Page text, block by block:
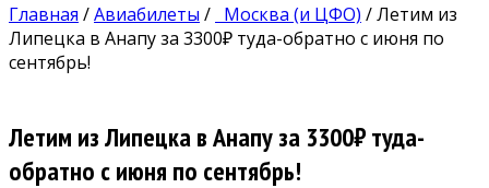
Главная /Авиабилеты / Москва (и ЦФО) /Летим из
Липецка в Анапу за 3300₽ туда-обратно с июня по
сентябрь!
Летим из Липецка в Анапу за 3300₽ туда-
обратно с июня по сентябрь!